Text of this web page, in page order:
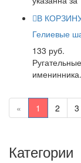
В
Гелиевые
133 руб.
именинника.
« 1 2 3
Категории